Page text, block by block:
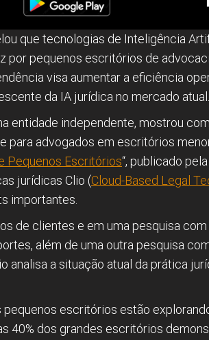
que tecnologias de Inteligência
por pequenos escritórios de
visa aumentar a eficiência
da IA jurídica no mercado atual.
entidade independente, mostrou
para advogados em escritórios
Pequenos Escritórios“, publicado
jurídicas Clio (Cloud-Based Legal
importantes.
de clientes e em uma pesquisa
além de uma outra pesquisa
analisa a situação atual da prática
pequenos escritórios estão
40% dos grandes escritórios